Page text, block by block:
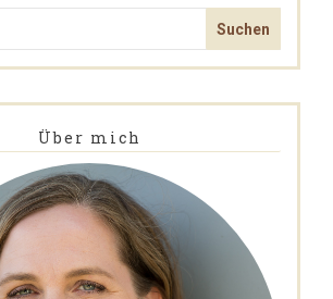
Über mich